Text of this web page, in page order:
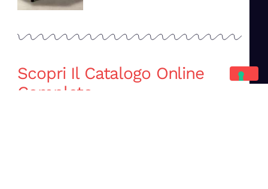
Scopri Il Catalogo Online
Completo